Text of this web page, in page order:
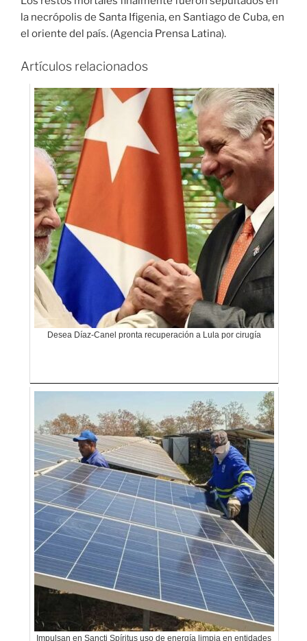
la necrópolis de Santa Ifigenia, en Santiago de Cuba, en
el oriente del país. (Agencia Prensa Latina).
Artículos relacionados
Desea Díaz-Canel pronta recuperación a Lula por cirugía
Impulsan en Sancti Spíritus uso de energía limpia en entidades